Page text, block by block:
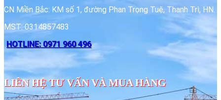
CN Miền Bắc: KM số 1, đường Phan Trọng Tuệ, Thanh Trì, HN.
MST: 0314857483
HOTLINE: 0971 960 496
LIÊN HỆ TƯ VẤN VÀ MUA HÀNG